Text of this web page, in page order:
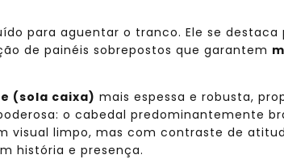
para aguentar o tranco. Ele se destaca
de painéis sobrepostos que garantem
(sola caixa) mais espessa e robusta,
o cabedal predominantemente
limpo, mas com contraste de
história e presença.